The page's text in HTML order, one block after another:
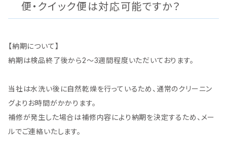
便・クイック便は対応可能ですか？
【納期について】
納期は検品終了後から2～3週間程度いただいております。
当社は水洗い後に自然乾燥を行っているため、通常のクリーニン
グよりお時間がかかります。
補修が発生した場合は補修内容により納期を決定するため、メー
ルでご連絡いたします。